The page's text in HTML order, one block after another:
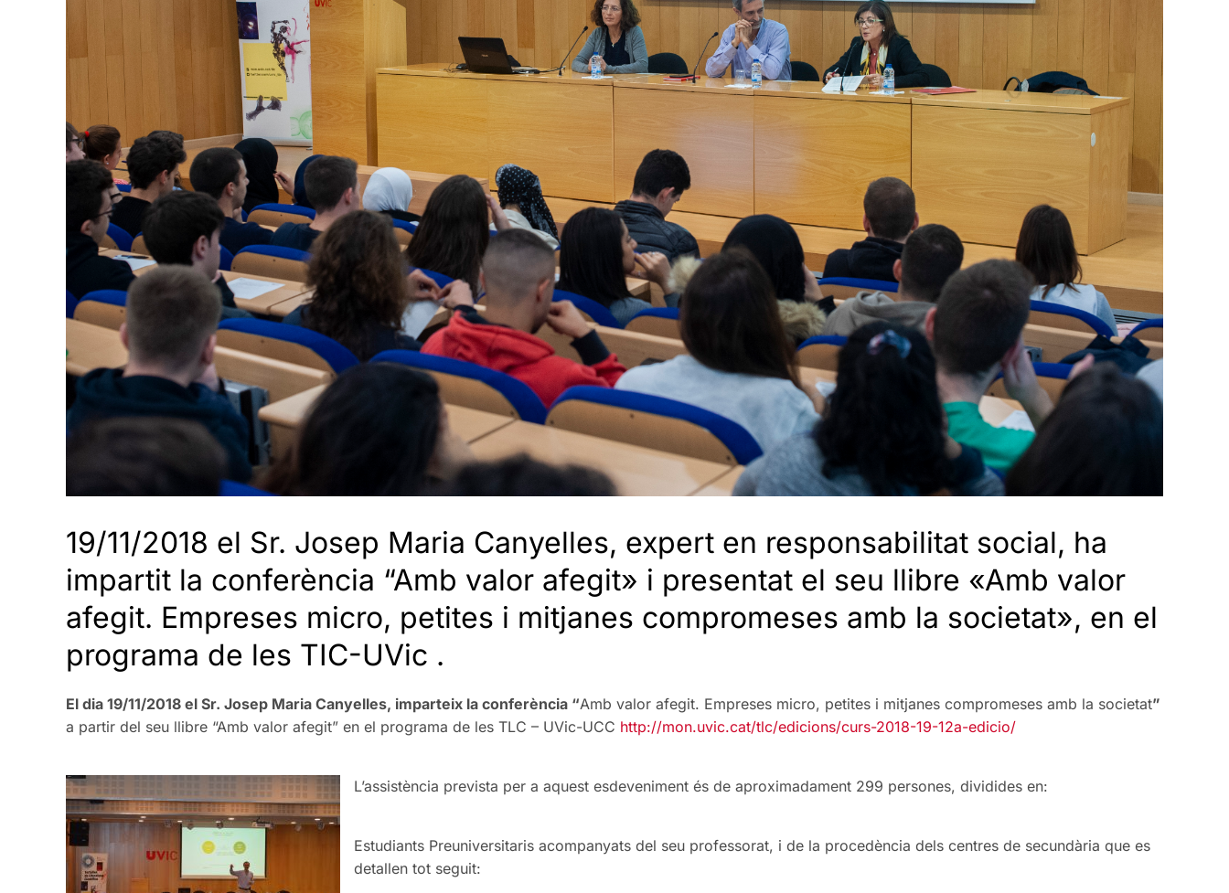
19/11/2018 el Sr. Josep Maria Canyelles, expert en responsabilitat social, ha
impartit la conferència “Amb valor afegit» i presentat el seu llibre «Amb valor
afegit. Empreses micro, petites i mitjanes compromeses amb la societat», en el
programa de les TIC-UVic .
El dia 19/11/2018 el Sr. Josep Maria Canyelles, imparteix la conferència “Amb valor afegit. Empreses micro, petites i mitjanes compromeses amb la societat”
a partir del seu llibre “Amb valor afegit” en el programa de les TLC – UVic-UCC http://mon.uvic.cat/tlc/edicions/curs-2018-19-12a-edicio/
L’assistència prevista per a aquest esdeveniment és de aproximadament 299 persones, dividides en:
Estudiants Preuniversitaris acompanyats del seu professorat, i de la procedència dels centres de secundària que es
detallen tot seguit: